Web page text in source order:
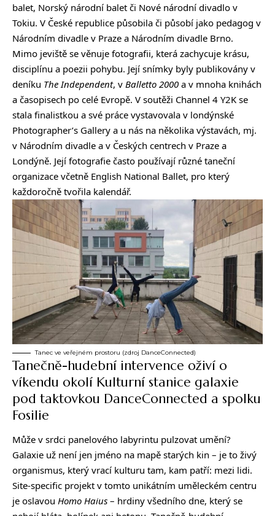
balet, Norský národní balet či Nové národní divadlo v
Tokiu. V České republice působila či působí jako pedagog v
Národním divadle v Praze a Národním divadle Brno.
Mimo jeviště se věnuje fotografii, která zachycuje krásu,
disciplínu a poezii pohybu. Její snímky byly publikovány v
deníku The Independent, v Balletto 2000 a v mnoha knihách
a časopisech po celé Evropě. V soutěži Channel 4 Y2K se
stala finalistkou a své práce vystavovala v londýnské
Photographer’s Gallery a u nás na několika výstavách, mj.
v Národním divadle a v Českých centrech v Praze a
Londýně. Její fotografie často používají různé taneční
organizace včetně English National Ballet, pro který
každoročně tvořila kalendář.
Tanec ve veřejném prostoru (zdroj DanceConnected)
Tanečně-hudební intervence oživí o
víkendu okolí Kulturní stanice galaxie
pod taktovkou DanceConnected a spolku
Fosilie
Může v srdci panelového labyrintu pulzovat umění?
Galaxie už není jen jméno na mapě starých kin – je to živý
organismus, který vrací kulturu tam, kam patří: mezi lidi.
Site-specific projekt v tomto unikátním uměleckém centru
je oslavou Homo Haius – hrdiny všedního dne, který se